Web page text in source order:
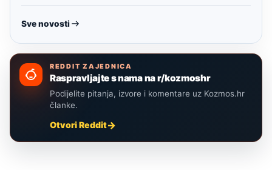
Sve novosti
REDDIT ZAJEDNICA
Raspravljajte s nama na r/kozmoshr
Podijelite pitanja, izvore i komentare uz Kozmos.hr
članke.
Otvori Reddit